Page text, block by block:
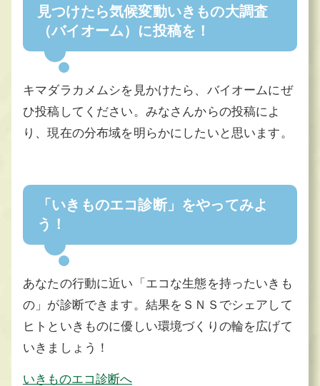
見つけたら気候変動いきもの大調査
（バイオーム）に投稿を！
キマダラカメムシを見かけたら、バイオームにぜ
ひ投稿してください。みなさんからの投稿によ
り、現在の分布域を明らかにしたいと思います。
「いきものエコ診断」をやってみよ
う！
あなたの行動に近い「エコな生態を持ったいきも
の」が診断できます。結果をＳＮＳでシェアして
ヒトといきものに優しい環境づくりの輪を広げて
いきましょう！
いきものエコ診断へ